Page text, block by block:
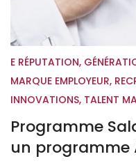
E RÉPUTATION,
MARQUE EMPLOYEUR,
INNOVATIONS, TALENT
Programme
un programme